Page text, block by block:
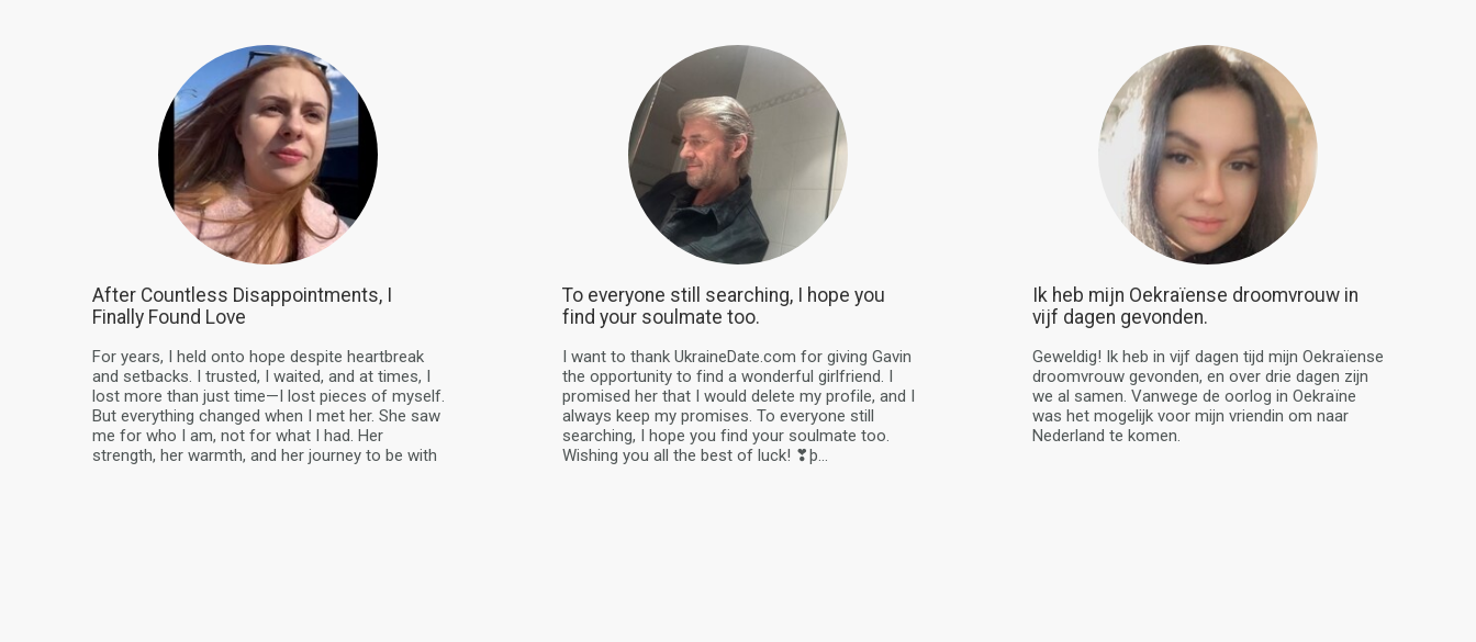
After Countless Disappointments, I
Finally Found Love
For years, I held onto hope despite heartbreak
and setbacks. I trusted, I waited, and at times, I
lost more than just time—I lost pieces of myself.
But everything changed when I met her. She saw
me for who I am, not for what I had. Her
strength, her warmth, and her journey to be with
To everyone still searching, I hope you
find your soulmate too.
I want to thank UkraineDate.com for giving Gavin
the opportunity to find a wonderful girlfriend. I
promised her that I would delete my profile, and I
always keep my promises. To everyone still
searching, I hope you find your soulmate too.
Wishing you all the best of luck! ❣þ...
Ik heb mijn Oekraïense droomvrouw in
vijf dagen gevonden.
Geweldig! Ik heb in vijf dagen tijd mijn Oekraïense
droomvrouw gevonden, en over drie dagen zijn
we al samen. Vanwege de oorlog in Oekraïne
was het mogelijk voor mijn vriendin om naar
Nederland te komen.